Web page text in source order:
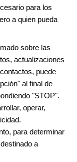
para los
a quien pueda
sobre las
actualizaciones
puede
al final de
"STOP".
operar,
para determinar
a